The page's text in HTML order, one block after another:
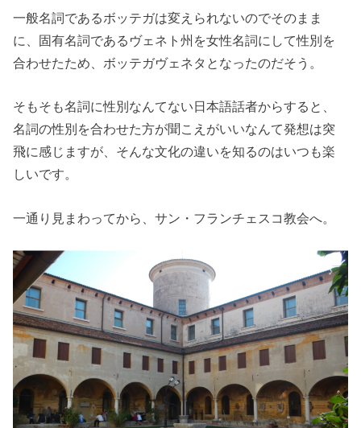
一般名詞であるボッテガは変えられないのでそのまま
に、固有名詞であるヴェネト州を女性名詞にして性別を
合わせたため、ボッテガヴェネタとなったのだそう。
そもそも名詞に性別なんてない日本語話者からすると、
名詞の性別を合わせた方が聞こえがいいなんて発想は突
飛に感じますが、そんな文化の違いを知るのはいつも楽
しいです。
一通り見まわってから、サン・フランチェスコ教会へ。